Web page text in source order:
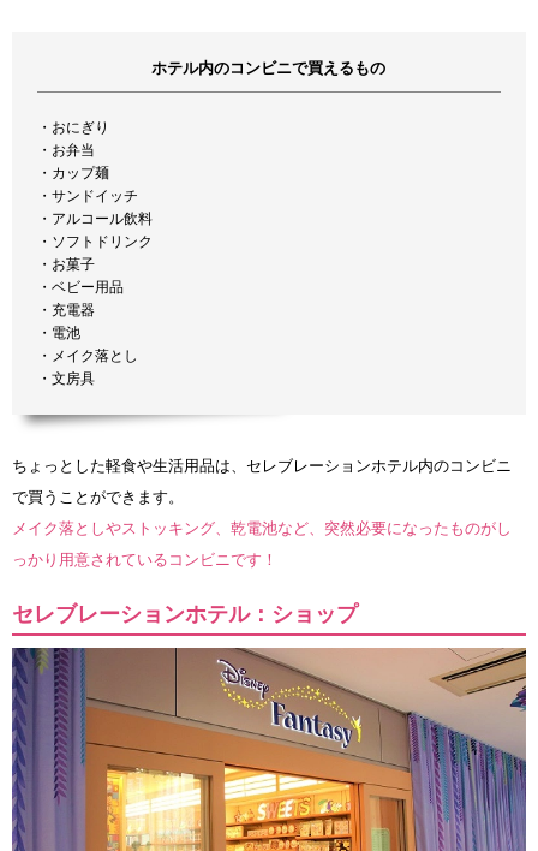
ホテル内のコンビニで買えるもの
・おにぎり
・お弁当
・カップ麺
・サンドイッチ
・アルコール飲料
・ソフトドリンク
・お菓子
・ベビー用品
・充電器
・電池
・メイク落とし
・文房具
ちょっとした軽食や生活用品は、セレブレーションホテル内のコンビニ
で買うことができます。
メイク落としやストッキング、乾電池など、突然必要になったものがし
っかり用意されているコンビニです！
セレブレーションホテル：ショップ